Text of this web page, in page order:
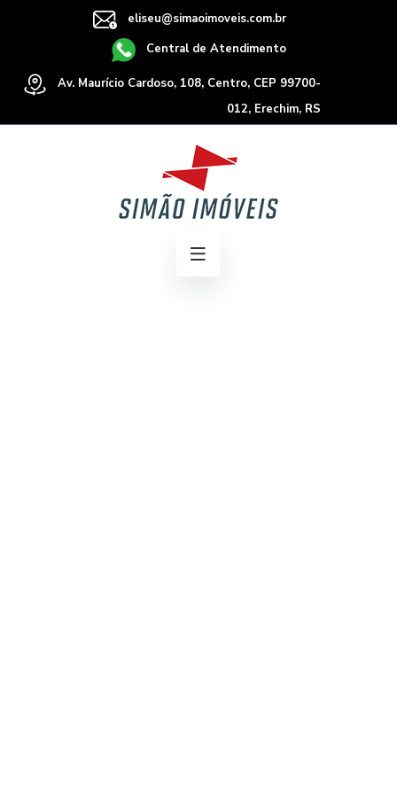
eliseu@simaoimoveis.com.br
Central de Atendimento
Av. Maurício Cardoso, 108, Centro, CEP 99700-
012, Erechim, RS